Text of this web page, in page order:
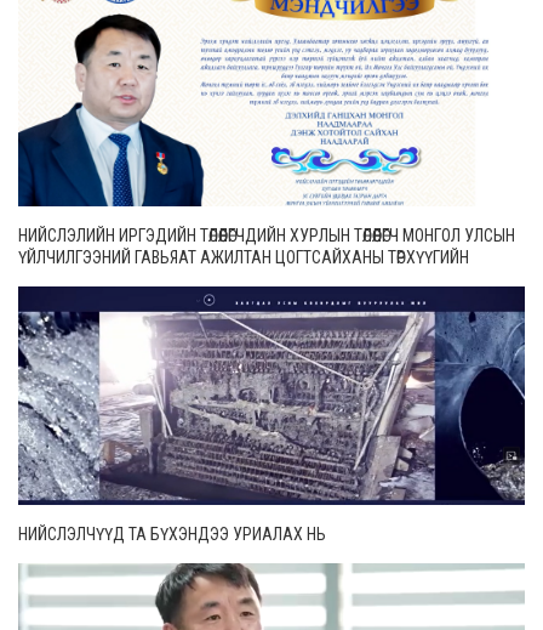
НИЙСЛЭЛИЙН ИРГЭДИЙН ТӨЛӨӨЛӨГЧДИЙН ХУРЛЫН ТӨЛӨӨЛӨГЧ МОНГОЛ УЛСЫН
ҮЙЛЧИЛГЭЭНИЙ ГАВЬЯАТ АЖИЛТАН ЦОГТСАЙХАНЫ ТӨРХҮҮГИЙН
НИЙСЛЭЛЧҮҮД ТА БҮХЭНДЭЭ УРИАЛАХ НЬ